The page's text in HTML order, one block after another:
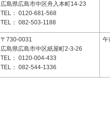
広島県広島市中区舟入本町14-23
TEL： 0120-681-568
TEL： 082-503-1188
〒730-0031
広島県広島市中区紙屋町2-3-26
TEL： 0120-004-433
TEL： 082-544-1336
午